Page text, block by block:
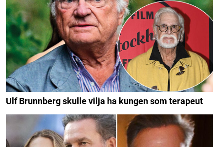
Ulf Brunnberg skulle vilja ha kungen som terapeut